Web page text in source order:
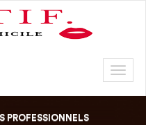
PROFESSIONNELS